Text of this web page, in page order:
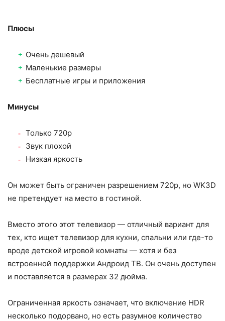
Плюсы
Очень дешевый
Маленькие размеры
Бесплатные игры и приложения
Минусы
Только 720p
Звук плохой
Низкая яркость
Он может быть ограничен разрешением 720p, но WK3D
не претендует на место в гостиной.
Вместо этого этот телевизор — отличный вариант для
тех, кто ищет телевизор для кухни, спальни или где-то
вроде детской игровой комнаты — хотя и без
встроенной поддержки Андроид ТВ. Он очень доступен
и поставляется в размерах 32 дюйма.
Ограниченная яркость означает, что включение HDR
несколько подорвано, но есть разумное количество